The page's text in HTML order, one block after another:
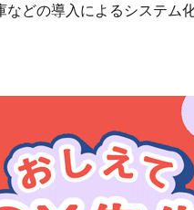
どの導入によるシステム